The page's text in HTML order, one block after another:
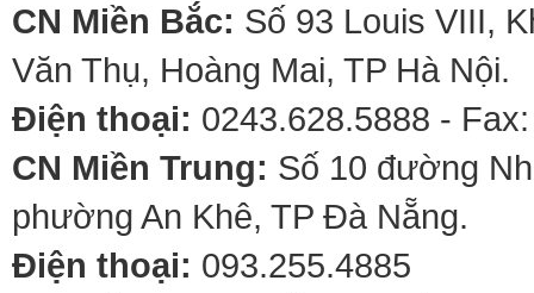
CN Miền Bắc: Số 93 Louis VIII,
Văn Thụ, Hoàng Mai, TP Hà Nội.
Điện thoại: 0243.628.5888 -
CN Miền Trung: Số 10 đường
phường An Khê, TP Đà Nẵng.
Điện thoại: 093.255.4885